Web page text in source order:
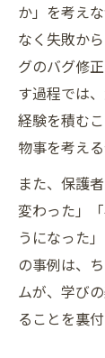
か」を考え
なく失敗か
グのバグ修
す過程では
経験を積む
物事を考え
また、保護
変わった」
うになった
の事例は、
ムが、学び
ることを裏